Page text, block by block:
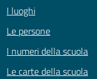
I luoghi
Le persone
I numeri della scuola
Le carte della scuola